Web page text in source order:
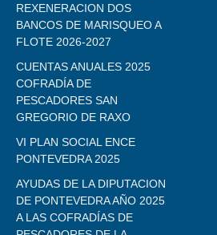
REXENERACION DOS
BANCOS DE MARISQUEO A
FLOTE 2026-2027
CUENTAS ANUALES 2025
COFRADÍA DE
PESCADORES SAN
GREGORIO DE RAXO
VI PLAN SOCIAL ENCE
PONTEVEDRA 2025
AYUDAS DE LA DIPUTACION
DE PONTEVEDRA AÑO 2025
A LAS COFRADÍAS DE